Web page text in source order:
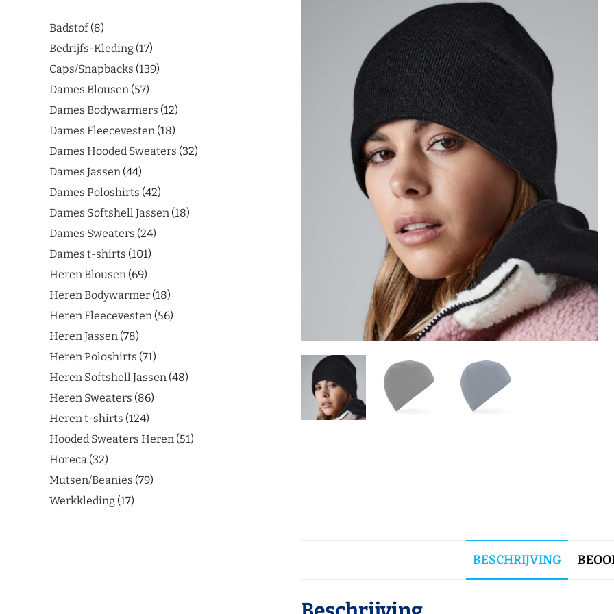
BESCHRIJVING
Badstof 8
Bedrijfs-Kleding 17
Caps/Snapbacks 139
Dames Blousen 57
Dames Bodywarmers 12
Dames Fleecevesten 18
Dames Hooded Sweaters 32
Dames Jassen 44
Dames Poloshirts 42
Dames Softshell Jassen 18
Dames Sweaters 24
Dames t-shirts 101
Heren Blousen 69
Heren Bodywarmer 18
Heren Fleecevesten 56
Heren Jassen 78
Heren Poloshirts 71
Heren Softshell Jassen 48
Heren Sweaters 86
Heren t-shirts 124
Hooded Sweaters Heren 51
Horeca 32
Mutsen/Beanies 79
Werkkleding 17